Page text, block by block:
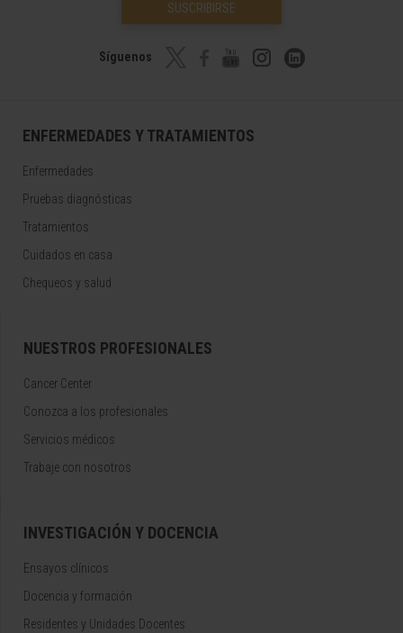
SUSCRIBIRSE
Síguenos
ENFERMEDADES Y TRATAMIENTOS
Enfermedades
Pruebas diagnósticas
Tratamientos
Cuidados en casa
Chequeos y salud
NUESTROS PROFESIONALES
Cancer Center
Conozca a los profesionales
Servicios médicos
Trabaje con nosotros
INVESTIGACIÓN Y DOCENCIA
Ensayos clínicos
Docencia y formación
Residentes y Unidades Docentes